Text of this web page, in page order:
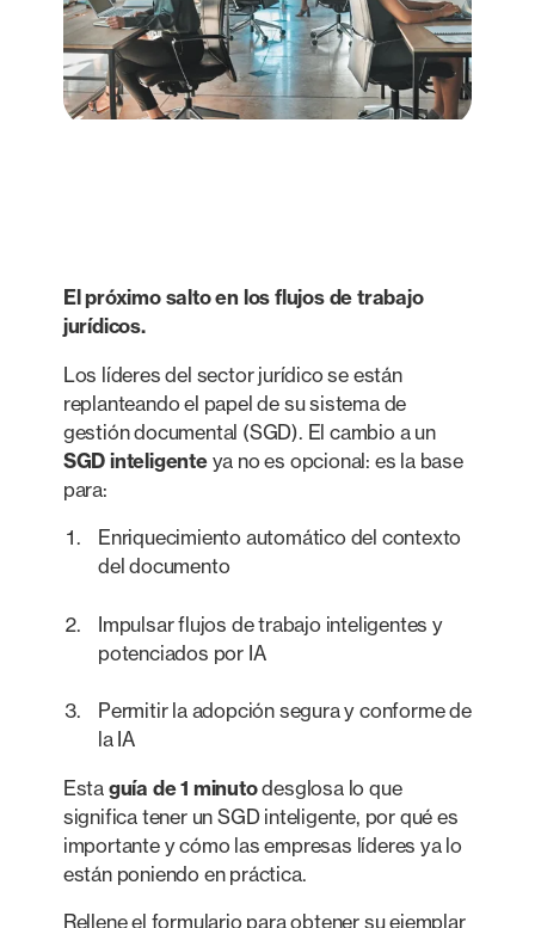
El próximo salto en los flujos de trabajo
jurídicos.
Los líderes del sector jurídico se están
replanteando el papel de su sistema de
gestión documental (SGD). El cambio a un
SGD inteligenteya no es opcional: es la base
para:
Enriquecimiento automático del contexto
del documento
Impulsar flujos de trabajo inteligentes y
potenciados por IA
Permitir la adopción segura y conforme de
la IA
Esta guía de 1 minutodesglosa lo que
significa tener un SGD inteligente, por qué es
importante y cómo las empresas líderes ya lo
están poniendo en práctica.
Rellene el formulario para obtener su ejemplar